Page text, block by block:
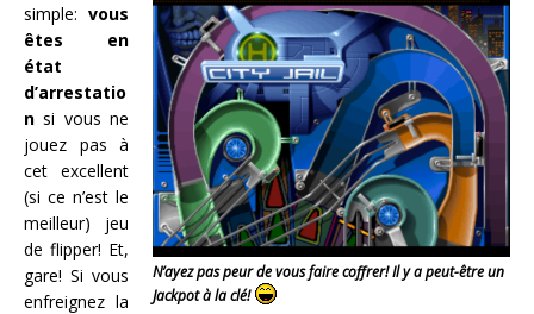
N’ayez pas peur de vous faire coffrer! Il y a peut-être un
Jackpot à la clé!
simple: vous
êtes en
état
d’arrestatio
n si vous ne
jouez pas à
cet excellent
(si ce n’est le
meilleur) jeu
de flipper! Et,
gare! Si vous
enfreignez la